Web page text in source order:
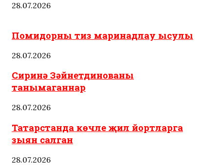
28.07.2026
Помидорны тиз маринадлау ысулы
28.07.2026
Сиринә Зәйнетдинованы
танымаганнар
28.07.2026
Татарстанда көчле җил йортларга
зыян салган
28.07.2026